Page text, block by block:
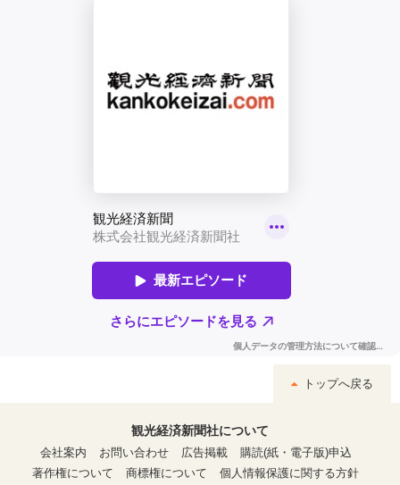
トップへ戻る
観光経済新聞社について
会社案内
お問い合わせ 広告掲載
購読(紙・電子版)申込
著作権について
商標権について 個人情報保護に関する方針